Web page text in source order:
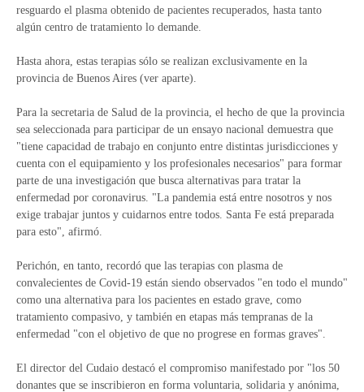
resguardo el plasma obtenido de pacientes recuperados, hasta tanto
algún centro de tratamiento lo demande.
Hasta ahora, estas terapias sólo se realizan exclusivamente en la
provincia de Buenos Aires (ver aparte).
Para la secretaria de Salud de la provincia, el hecho de que la provincia
sea seleccionada para participar de un ensayo nacional demuestra que
"tiene capacidad de trabajo en conjunto entre distintas jurisdicciones y
cuenta con el equipamiento y los profesionales necesarios" para formar
parte de una investigación que busca alternativas para tratar la
enfermedad por coronavirus. "La pandemia está entre nosotros y nos
exige trabajar juntos y cuidarnos entre todos. Santa Fe está preparada
para esto", afirmó.
Perichón, en tanto, recordó que las terapias con plasma de
convalecientes de Covid-19 están siendo observados "en todo el mundo"
como una alternativa para los pacientes en estado grave, como
tratamiento compasivo, y también en etapas más tempranas de la
enfermedad "con el objetivo de que no progrese en formas graves".
El director del Cudaio destacó el compromiso manifestado por "los 50
donantes que se inscribieron en forma voluntaria, solidaria y anónima,